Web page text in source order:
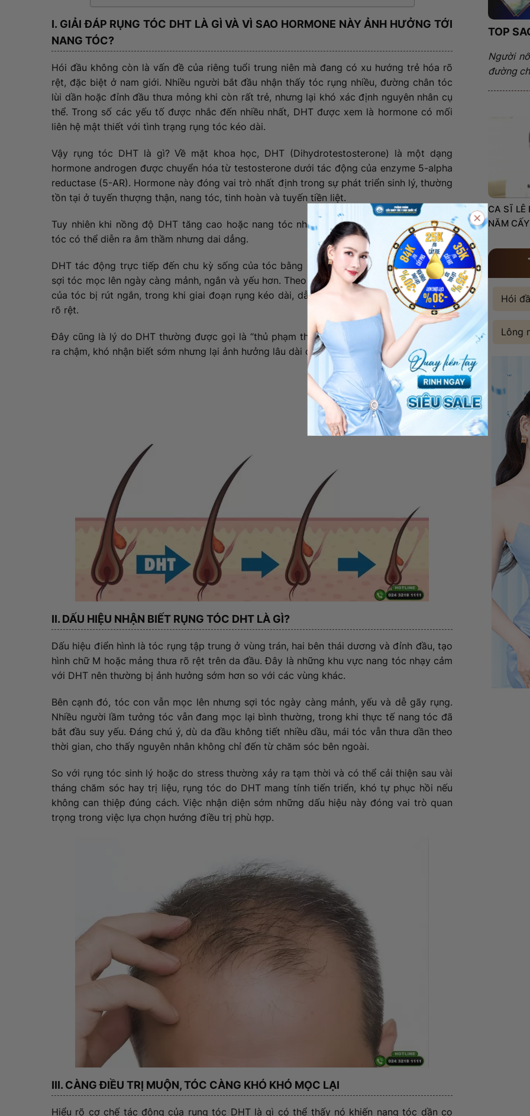
I. GIẢI ĐÁP RỤNG TÓC DHT LÀ GÌ VÀ VÌ SAO HORMONE NÀY ẢNH HƯỞNG TỚI
NANG TÓC?
Hói đầu không còn là vấn đề của riêng tuổi trung niên mà đang có xu hướng trẻ hóa rõ
rệt, đặc biệt ở nam giới. Nhiều người bắt đầu nhận thấy tóc rụng nhiều, đường chân tóc
lùi dần hoặc đỉnh đầu thưa mỏng khi còn rất trẻ, nhưng lại khó xác định nguyên nhân cụ
thể. Trong số các yếu tố được nhắc đến nhiều nhất, DHT được xem là hormone có mối
liên hệ mật thiết với tình trạng rụng tóc kéo dài.
Vậy rụng tóc DHT là gì? Về mặt khoa học, DHT (Dihydrotestosterone) là một dạng
hormone androgen được chuyển hóa từ testosterone dưới tác động của enzyme 5-alpha
reductase (5-AR). Hormone này đóng vai trò nhất định trong sự phát triển sinh lý, thường
tồn tại ở tuyến thượng thận, nang tóc, tinh hoàn và tuyến tiền liệt.
Tuy nhiên khi nồng độ DHT tăng cao hoặc nang tóc nhạy cảm với DHT, quá trình rụng
tóc có thể diễn ra âm thầm nhưng dai dẳng.
DHT tác động trực tiếp đến chu kỳ sống của tóc bằng cách làm co rút nang tóc, khiến
sợi tóc mọc lên ngày càng mảnh, ngắn và yếu hơn. Theo thời gian, giai đoạn tăng trưởng
của tóc bị rút ngắn, trong khi giai đoạn rụng kéo dài, dẫn đến tình trạng tóc thưa mỏng
rõ rệt.
Đây cũng là lý do DHT thường được gọi là “thủ phạm thầm lặng”. Bởi quá trình này diễn
ra chậm, khó nhận biết sớm nhưng lại ảnh hưởng lâu dài đến khả năng mọc lại của tóc.
II. DẤU HIỆU NHẬN BIẾT RỤNG TÓC DHT LÀ GÌ?
Dấu hiệu điển hình là tóc rụng tập trung ở vùng trán, hai bên thái dương và đỉnh đầu, tạo
hình chữ M hoặc mảng thưa rõ rệt trên da đầu. Đây là những khu vực nang tóc nhạy cảm
với DHT nên thường bị ảnh hưởng sớm hơn so với các vùng khác.
Bên cạnh đó, tóc con vẫn mọc lên nhưng sợi tóc ngày càng mảnh, yếu và dễ gãy rụng.
Nhiều người lầm tưởng tóc vẫn đang mọc lại bình thường, trong khi thực tế nang tóc đã
bắt đầu suy yếu. Đáng chú ý, dù da đầu không tiết nhiều dầu, mái tóc vẫn thưa dần theo
thời gian, cho thấy nguyên nhân không chỉ đến từ chăm sóc bên ngoài.
So với rụng tóc sinh lý hoặc do stress thường xảy ra tạm thời và có thể cải thiện sau vài
tháng chăm sóc hay trị liệu, rụng tóc do DHT mang tính tiến triển, khó tự phục hồi nếu
không can thiệp đúng cách. Việc nhận diện sớm những dấu hiệu này đóng vai trò quan
trọng trong việc lựa chọn hướng điều trị phù hợp.
III. CÀNG ĐIỀU TRỊ MUỘN, TÓC CÀNG KHÓ KHÓ MỌC LẠI
Hiểu rõ cơ chế tác động của rụng tóc DHT là gì có thể thấy nó khiến nang tóc dần co
TOP
Người
đường
CA SĨ LÊ
NĂM
Hói
Lông